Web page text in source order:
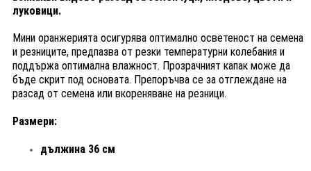
луковици.
Мини оранжерията осигурява оптимално осветеност на семена
и резниците, предпазва от резки температурни колебания и
поддържа оптимална влажност. Прозрачният капак може да
бъде скрит под основата. Препоръчва се за отглеждане на
разсад от семена или вкореняване на резници.
Размери:
дължина 36 см